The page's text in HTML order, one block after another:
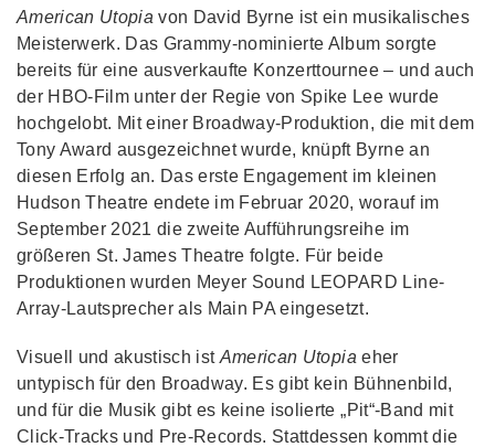
American Utopia von David Byrne ist ein musikalisches
Meisterwerk. Das Grammy-nominierte Album sorgte
bereits für eine ausverkaufte Konzerttournee – und auch
der HBO-Film unter der Regie von Spike Lee wurde
hochgelobt. Mit einer Broadway-Produktion, die mit dem
Tony Award ausgezeichnet wurde, knüpft Byrne an
diesen Erfolg an. Das erste Engagement im kleinen
Hudson Theatre endete im Februar 2020, worauf im
September 2021 die zweite Aufführungsreihe im
größeren St. James Theatre folgte. Für beide
Produktionen wurden Meyer Sound LEOPARD Line-
Array-Lautsprecher als Main PA eingesetzt.
Visuell und akustisch ist American Utopia eher
untypisch für den Broadway. Es gibt kein Bühnenbild,
und für die Musik gibt es keine isolierte „Pit“-Band mit
Click-Tracks und Pre-Records. Stattdessen kommt die